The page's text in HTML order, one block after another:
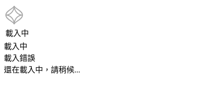
載入中
載入中
載入錯誤
還在載入中，請稍候...